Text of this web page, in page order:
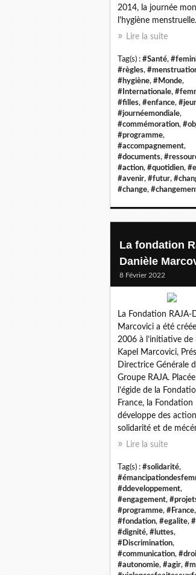
2014, la journée
l'hygiène
Lire la suite
Tag(s) : #Santé,
#règles,
#hygiène, #Monde,
#Internationale,
#filles, #enfance,
#journéemondiale,
#commémoration,
#programme,
#accompagnement,
#documents,
#action, #quotidien,
#avenir, #futur,
#change,
La fondation
Danièle
8 Février 2022
La Fondation RAJA-
Marcovici a été
2006 à l’initiative de
Kapel Marcovici,
Directrice Générale
Groupe RAJA.
l’égide de la
France, la Fondation
développe des
solidarité et de
Lire la suite
Tag(s) : #solidarité,
#ddeveloppement,
#engagement,
#programme, #France,
#fondation, #egalite,
#dignité, #luttes,
#Discrimination,
#communication,
#autonomie, #agir,